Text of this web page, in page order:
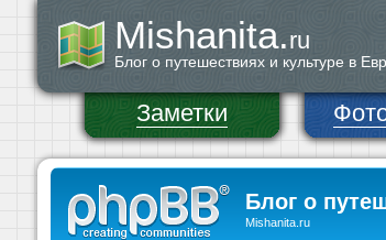
Mishanita.ru
Блог о путешествиях и культуре в
Заметки
Блог о
Mishanita.ru